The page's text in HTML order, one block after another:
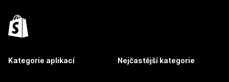
Kategorie aplikací Nejčastější kategorie